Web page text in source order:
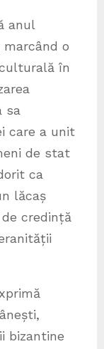
anul
marcând o
în
sa
care a unit
de stat
ca
lăcaș
credință
bizantine